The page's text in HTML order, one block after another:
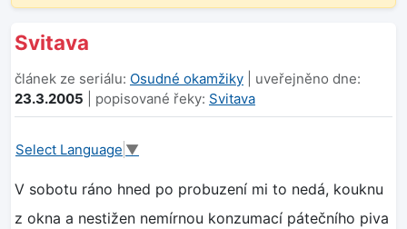
Svitava
článek ze seriálu: Osudné okamžiky | uveřejněno dne:
23.3.2005 | popisované řeky: Svitava
Select Language ▼
V sobotu ráno hned po probuzení mi to nedá, kouknu
z okna a nestižen nemírnou konzumací pátečního piva